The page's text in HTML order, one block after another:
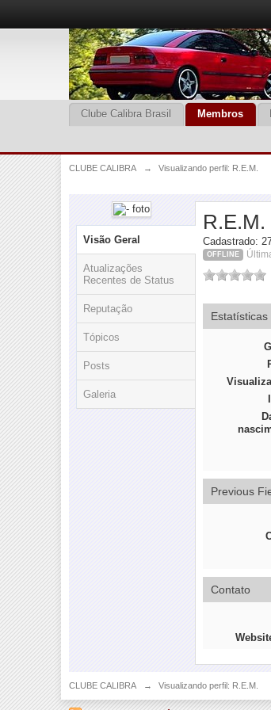
Clube Calibra Brasil Membros
CLUBE CALIBRA → Visualizando perfil: R.E.M.
Visão Geral
Atualizações
Recentes de Status
Reputação
Tópicos
Posts
Galeria
R.E.M.
Cadastrado:
OFFLINE
Estatísticas
Previous
Contato
CLUBE CALIBRA → Visualizando perfil: R.E.M.